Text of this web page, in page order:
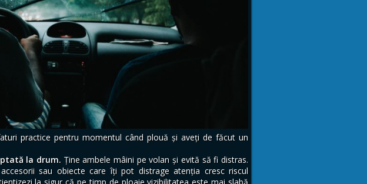
practice pentru momentul când plouă și aveți de făcut un
la drum. Ţine ambele mâini pe volan şi evită să fi distras.
sau obiecte care îți pot distrage atenția cresc riscul